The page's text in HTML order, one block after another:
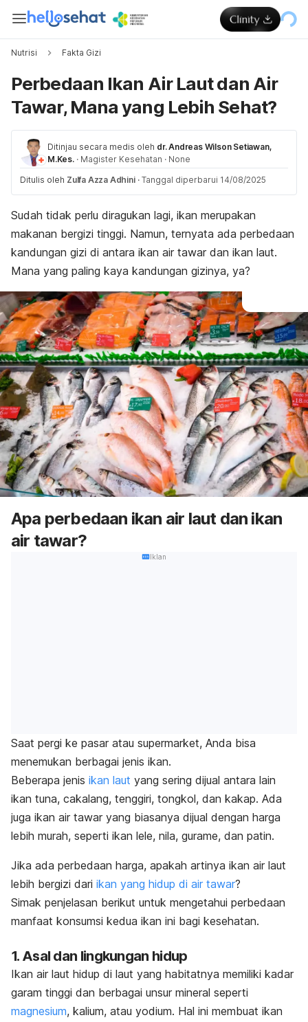
Nutrisi Fakta Gizi
Perbedaan Ikan Air Laut dan Air
Tawar, Mana yang Lebih Sehat?
Ditinjau secara medis oleh dr. Andreas Wilson Setiawan,
M.Kes. · Magister Kesehatan · None
Ditulis oleh Zulfa Azza Adhini · Tanggal diperbarui 14/08/2025
Sudah tidak perlu diragukan lagi, ikan merupakan
makanan bergizi tinggi. Namun, ternyata ada perbedaan
kandungan gizi di antara ikan air tawar dan ikan laut.
Mana yang paling kaya kandungan gizinya, ya?
Apa perbedaan ikan air laut dan ikan
air tawar?
Iklan
Saat pergi ke pasar atau supermarket, Anda bisa
menemukan berbagai jenis ikan.
Beberapa jenis ikan laut yang sering dijual antara lain
ikan tuna, cakalang, tenggiri, tongkol, dan kakap. Ada
juga ikan air tawar yang biasanya dijual dengan harga
lebih murah, seperti ikan lele, nila, gurame, dan patin.
Jika ada perbedaan harga, apakah artinya ikan air laut
lebih bergizi dari ikan yang hidup di air tawar?
Simak penjelasan berikut untuk mengetahui perbedaan
manfaat konsumsi kedua ikan ini bagi kesehatan.
1. Asal dan lingkungan hidup
Ikan air laut hidup di laut yang habitatnya memiliki kadar
garam tinggi dan berbagai unsur mineral seperti
magnesium, kalium, atau yodium. Hal ini membuat ikan